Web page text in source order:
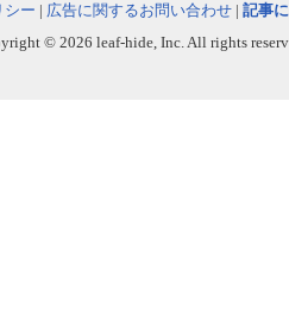
シー | 広告に関するお問い合わせ | 記事
© 2026 leaf-hide, Inc. All rights